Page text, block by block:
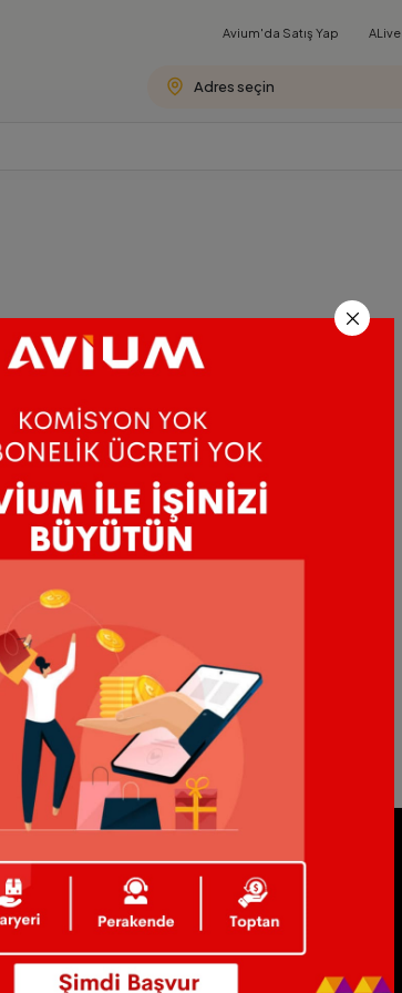
Avium'da Satış Yap ALive
Adres seçin
mutfakta henüz hiç ürün bulunmamaktadır.
Avium SDG
Sigortalama